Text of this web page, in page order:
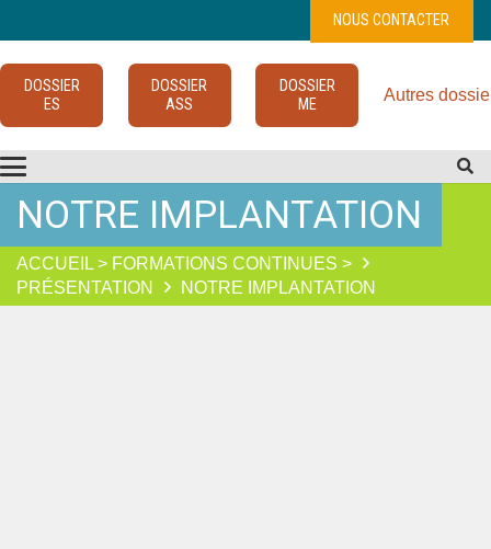
NOUS CONTACTER
DOSSIER
ES
DOSSIER
ASS
DOSSIER
ME
Autres
NOTRE IMPLANTATION
ACCUEIL > FORMATIONS CONTINUES >
PRÉSENTATION
NOTRE IMPLANTATION